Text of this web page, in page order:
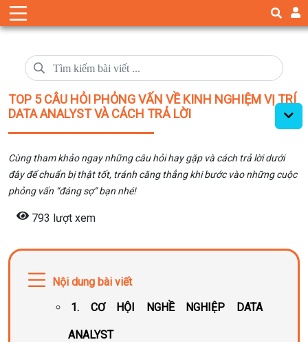
TOP 5 CÂU HỎI PHỎNG VẤN VỀ KINH NGHIỆM VỊ TRÍ
DATA ANALYST VÀ CÁCH TRẢ LỜI
Cùng tham khảo ngay những câu hỏi hay gặp và cách trả lời dưới
đây để chuẩn bị thật tốt, tránh căng thẳng khi bước vào những cuộc
phỏng vấn “đáng sợ” bạn nhé!
793 lượt xem
Nội dung bài viết
1. CƠ HỘI NGHỀ NGHIỆP DATA
ANALYST